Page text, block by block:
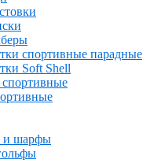
спортивные парадные
Soft Shell
и шарфы